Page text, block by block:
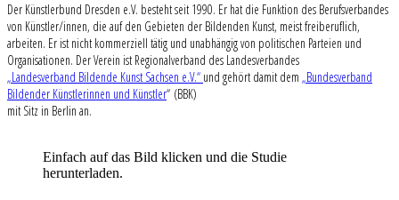
Der Künstlerbund Dresden e.V. besteht seit 1990. Er hat die Funktion des Berufsverbandes
von Künstler/innen, die auf den Gebieten der Bildenden Kunst, meist freiberuflich,
arbeiten. Er ist nicht kommerziell tätig und unabhängig von politischen Parteien und
Organisationen. Der Verein ist Regionalverband des Landesverbandes
„Landesverband Bildende Kunst Sachsen e.V.“ und gehört damit dem „Bundesverband
Bildender Künstlerinnen und Künstler“ (BBK)
mit Sitz in Berlin an.
Einfach auf das Bild klicken und die Studie
herunterladen.